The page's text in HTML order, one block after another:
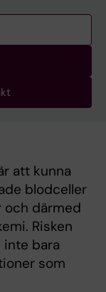
att kunna
blodceller
och därmed
Risken
bara
som